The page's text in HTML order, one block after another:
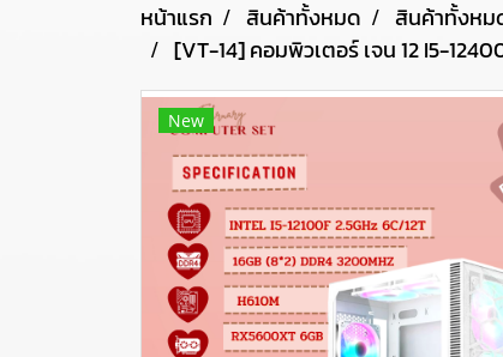
หน้าแรก สินค้าทั้งหมด สินค้าทั้งหม
[VT-14] คอมพิวเตอร์ เจน 12 I5-
New